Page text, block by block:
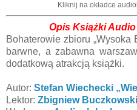
Kliknij na okładce
Opis Książki
Bohaterowie zbioru „Wysoka
barwne, a zabawna
dodatkową atrakcją książki.
Autor: Stefan Wiechecki
Lektor: Zbigniew Buczkowski